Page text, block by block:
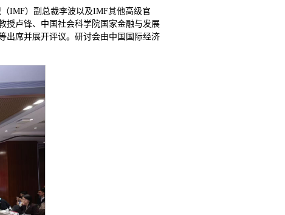
IMF）副总裁李波以及IMF其他高级官
授卢锋、中国社会科学院国家金融与发展
出席并展开评议。研讨会由中国国际经济